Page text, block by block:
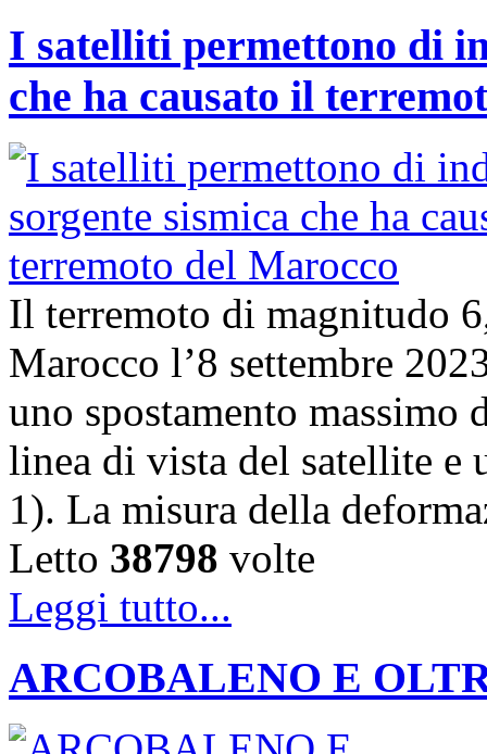
I satelliti permettono di
che ha causato il
Il terremoto di magnitudo
Marocco l’8 settembre
uno spostamento
linea di vista del satellite
1). La misura della
Letto 38798 volte
Leggi tutto...
ARCOBALENO E